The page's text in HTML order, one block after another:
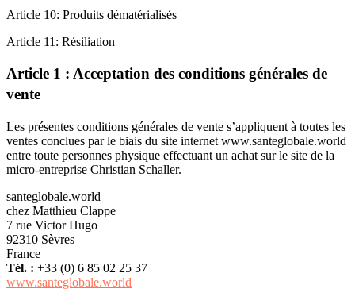
Article 10: Produits dématérialisés
Article 11: Résiliation
Article 1 : Acceptation des conditions générales de
vente
Les présentes conditions générales de vente s’appliquent à toutes les
ventes conclues par le biais du site internet www.santeglobale.world
entre toute personnes physique effectuant un achat sur le site de la
micro-entreprise Christian Schaller.
santeglobale.world
chez Matthieu Clappe
7 rue Victor Hugo
92310 Sèvres
France
Tél. : +33 (0) 6 85 02 25 37
www.santeglobale.world